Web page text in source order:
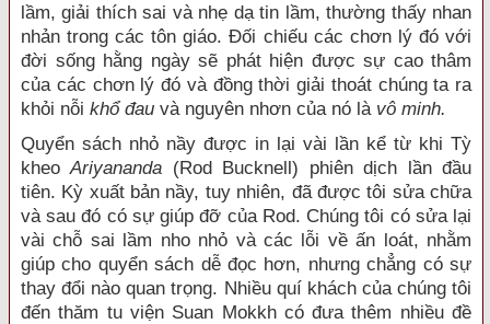
lầm, giải thích sai và nhẹ dạ tin lầm, thường thấy nhan
nhản trong các tôn giáo. Ðối chiếu các chơn lý đó với
đời sống hằng ngày sẽ phát hiện được sự cao thâm
của các chơn lý đó và đồng thời giải thoát chúng ta ra
khỏi nỗi khổ đau và nguyên nhơn của nó là vô minh.
Quyển sách nhỏ nầy được in lại vài lần kể từ khi Tỳ
kheoAriyananda (Rod Bucknell) phiên dịch lần đầu
tiên. Kỳ xuất bản nầy, tuy nhiên, đã được tôi sửa chữa
và sau đó có sự giúp đỡ của Rod. Chúng tôi có sửa lại
vài chỗ sai lầm nho nhỏ và các lỗi về ấn loát, nhằm
giúp cho quyển sách dễ đọc hơn, nhưng chẳng có sự
thay đổi nào quan trọng. Nhiều quí khách của chúng tôi
đến thăm tu viện Suan Mokkh có đưa thêm nhiều đề